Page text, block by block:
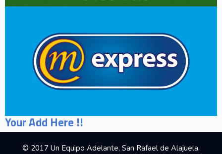
Your Add Here !!
© 2017 Un Equipo Adelante, San Rafael de Alajuela,